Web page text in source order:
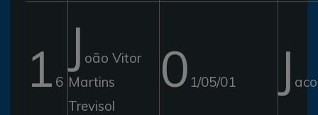
1 6
J oão Vitor
Martins
Trevisol
0 1/05/01 J aco